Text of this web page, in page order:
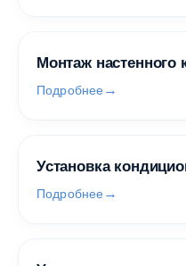
Монтаж настенного
Подробнее
Установка
Подробнее